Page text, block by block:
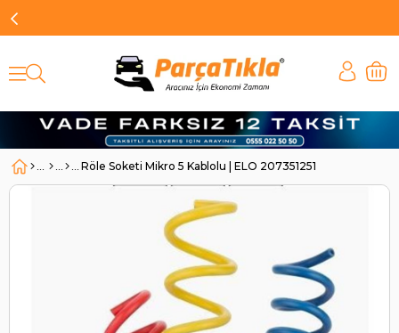
Röle Soketi Mikro 5 Kablolu | ELO 207351251